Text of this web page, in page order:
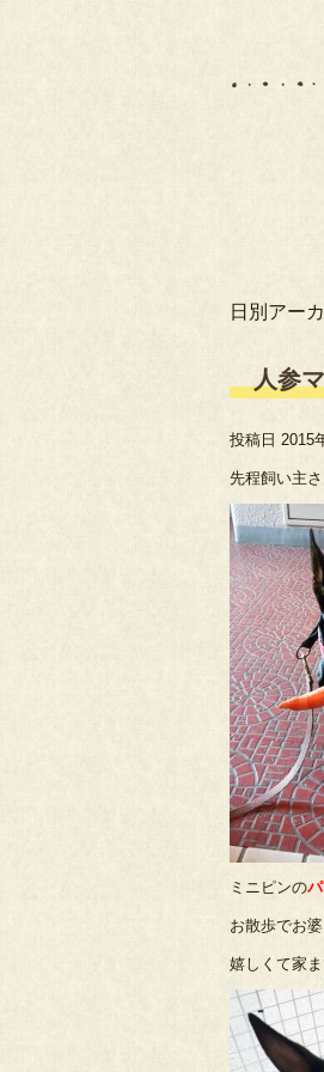
日別アー
人参
投稿日 2015
先程飼い主
ミニピンの
お散歩でお
嬉しくて家